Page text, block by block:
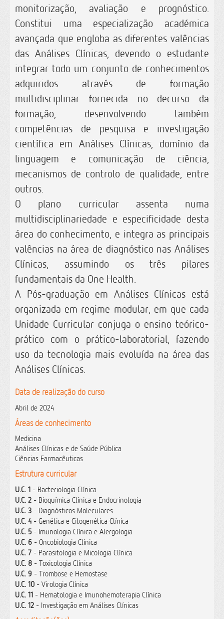
monitorização, avaliação e prognóstico.
Constitui uma especialização académica
avançada que engloba as diferentes valências
das Análises Clínicas, devendo o estudante
integrar todo um conjunto de conhecimentos
adquiridos através de formação
multidisciplinar fornecida no decurso da
formação, desenvolvendo também
competências de pesquisa e investigação
científica em Análises Clínicas, domínio da
linguagem e comunicação de ciência,
mecanismos de controlo de qualidade, entre
outros.
O plano curricular assenta numa
multidisciplinariedade e especificidade desta
área do conhecimento, e integra as principais
valências na área de diagnóstico nas Análises
Clínicas, assumindo os três pilares
fundamentais da One Health.
A Pós-graduação em Análises Clínicas está
organizada em regime modular, em que cada
Unidade Curricular conjuga o ensino teórico-
prático com o prático-laboratorial, fazendo
uso da tecnologia mais evoluída na área das
Análises Clínicas.
Data de realização do curso
Abril de 2024
Áreas de conhecimento
Medicina
Análises Clínicas e de Saúde Pública
Ciências Farmacêuticas
Estrutura curricular
U.C. 1 - Bacteriologia Clínica
U.C. 2 - Bioquímica Clínica e Endocrinologia
U.C. 3 - Diagnósticos Moleculares
U.C. 4 - Genética e Citogenética Clínica
U.C. 5- Imunologia Clínica e Alergologia
U.C. 6 - Oncobiologia Clínica
U.C. 7 - Parasitologia e Micologia Clínica
U.C. 8 - Toxicologia Clínica
U.C. 9 - Trombose e Hemostase
U.C. 10 - Virologia Clínica
U.C. 11 - Hematologia e Imunohemoterapia Clínica
U.C. 12 - Investigação em Análises Clínicas